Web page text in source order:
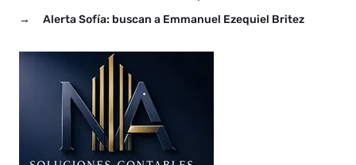
del Agua (APA) y efectivos
de seguridad de la policía…
→
Alerta Sofía: buscan a Emmanuel Ezequiel Britez